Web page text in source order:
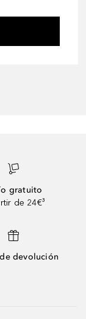
gratuito
de 24€³
devolución